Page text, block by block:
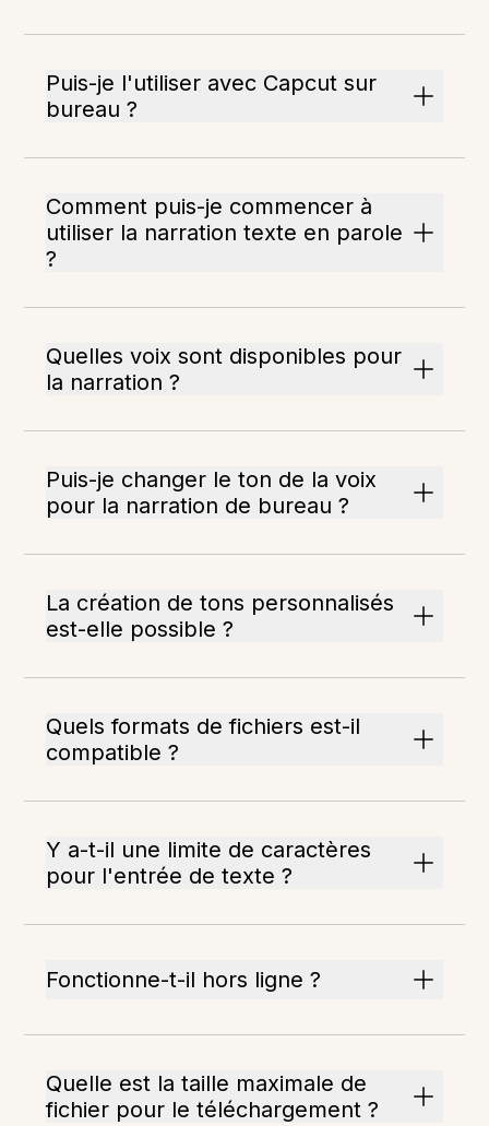
Puis-je l'utiliser avec Capcut sur
bureau ?
Comment puis-je commencer à
utiliser la narration texte en parole
?
Quelles voix sont disponibles pour
la narration ?
Puis-je changer le ton de la voix
pour la narration de bureau ?
La création de tons personnalisés
est-elle possible ?
Quels formats de fichiers est-il
compatible ?
Y a-t-il une limite de caractères
pour l'entrée de texte ?
Fonctionne-t-il hors ligne ?
Quelle est la taille maximale de
fichier pour le téléchargement ?